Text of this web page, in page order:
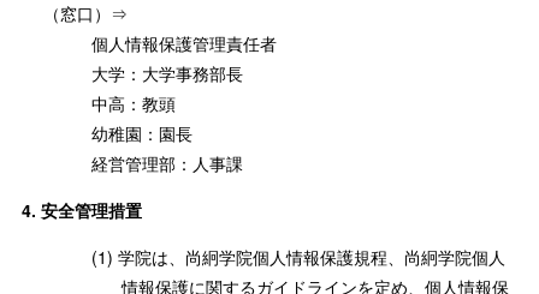
（窓口）⇒
個人情報保護管理責任者
大学：大学事務部長
中高：教頭
幼稚園：園長
経営管理部：人事課
安全管理措置
学院は、尚絅学院個人情報保護規程、尚絅学院個人
情報保護に関するガイドラインを定め、個人情報保